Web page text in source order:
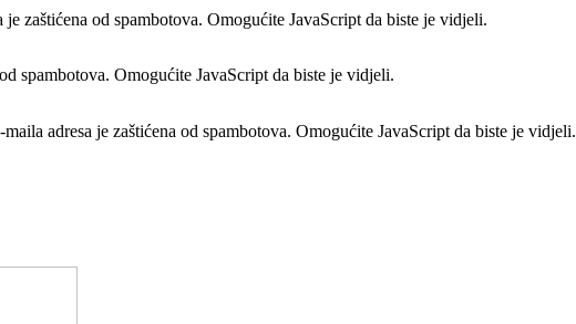
je zaštićena od spambotova. Omogućite JavaScript da biste je vidjeli.
spambotova. Omogućite JavaScript da biste je vidjeli.
maila adresa je zaštićena od spambotova. Omogućite JavaScript da biste je vidjeli.